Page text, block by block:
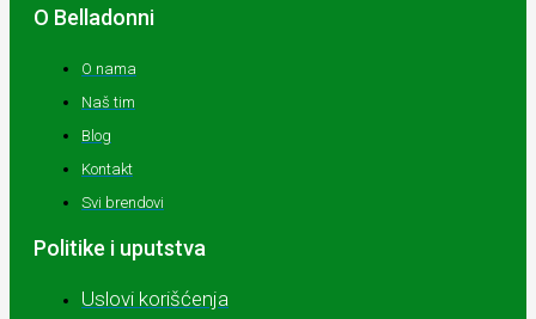
O Belladonni
O nama
Naš tim
Blog
Kontakt
Svi brendovi
Politike i uputstva
Uslovi korišćenja